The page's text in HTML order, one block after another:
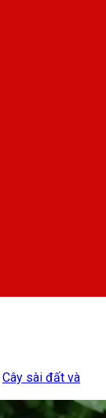
Cây sài đất và